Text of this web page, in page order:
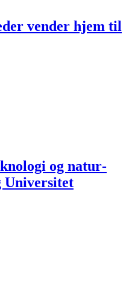
vender hjem til
og natur­
Universitet